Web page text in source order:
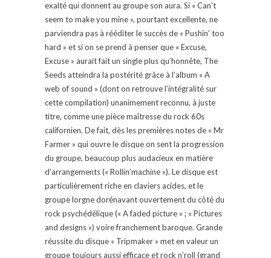
exalté qui donnent au groupe son aura. Si « Can’t
seem to make you mine », pourtant excellente, ne
parviendra pas à rééditer le succès de « Pushin’ too
hard » et si on se prend à penser que « Excuse,
Excuse » aurait fait un single plus qu’honnête, The
Seeds atteindra la postérité grâce à l’album « A
web of sound » (dont on retrouve l’intégralité sur
cette compilation) unanimement reconnu, à juste
titre, comme une pièce maîtresse du rock 60s
californien. De fait, dès les premières notes de « Mr
Farmer » qui ouvre le disque on sent la progression
du groupe, beaucoup plus audacieux en matière
d’arrangements (« Rollin’machine »). Le disque est
particulièrement riche en claviers acides, et le
groupe lorgne dorénavant ouvertement du côté du
rock psychédélique (« A faded picture » ; « Pictures
and designs ») voire franchement baroque. Grande
réussite du disque « Tripmaker » met en valeur un
groupe toujours aussi efficace et rock n’roll (grand